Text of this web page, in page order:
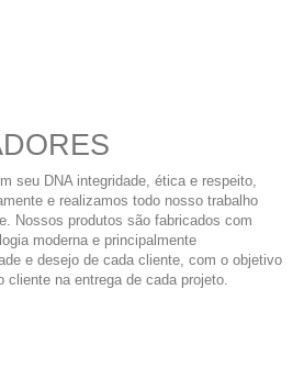
seu DNA integridade, ética e respeito,
e realizamos todo nosso trabalho
Nossos produtos são fabricados com
moderna e principalmente
e desejo de cada cliente, com o objetivo
na entrega de cada projeto.